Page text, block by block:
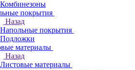
Комбинезоны
покрытия
Назад
Напольные покрытия
Подложки
материалы
Назад
Листовые материалы